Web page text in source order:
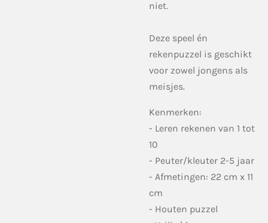
niet.
Deze speel én
rekenpuzzel is geschikt
voor zowel jongens als
meisjes.
Kenmerken:
- Leren rekenen van 1 tot
10
- Peuter/kleuter 2-5 jaar
- Afmetingen: 22 cm x 11
cm
- Houten puzzel